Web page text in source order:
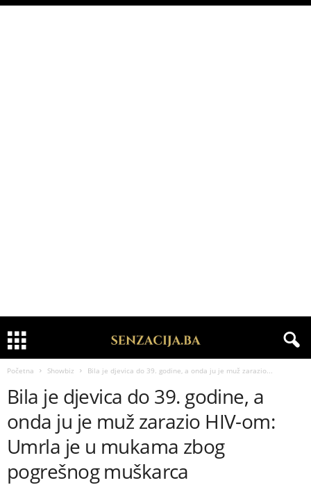
Početna Showbiz Bila je djevica do 39. godine, a onda ju je muž zarazio...
Bila je djevica do 39. godine, a
onda ju je muž zarazio HIV-om:
Umrla je u mukama zbog
pogrešnog muškarca